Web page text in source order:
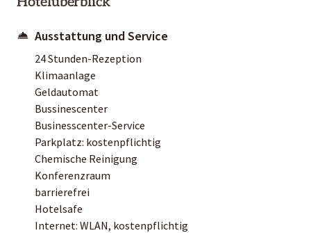
Ausstattung und Service
24 Stunden-Rezeption
Klimaanlage
Geldautomat
Bussinescenter
Businesscenter-Service
Parkplatz: kostenpflichtig
Chemische Reinigung
Konferenzraum
barrierefrei
Hotelsafe
Internet: WLAN, kostenpflichtig